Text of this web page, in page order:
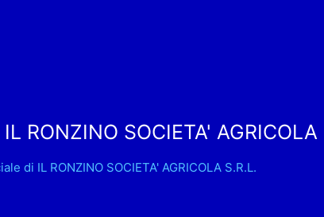
RONZINO SOCIETA' AGRICOLA
di IL RONZINO SOCIETA' AGRICOLA S.R.L.